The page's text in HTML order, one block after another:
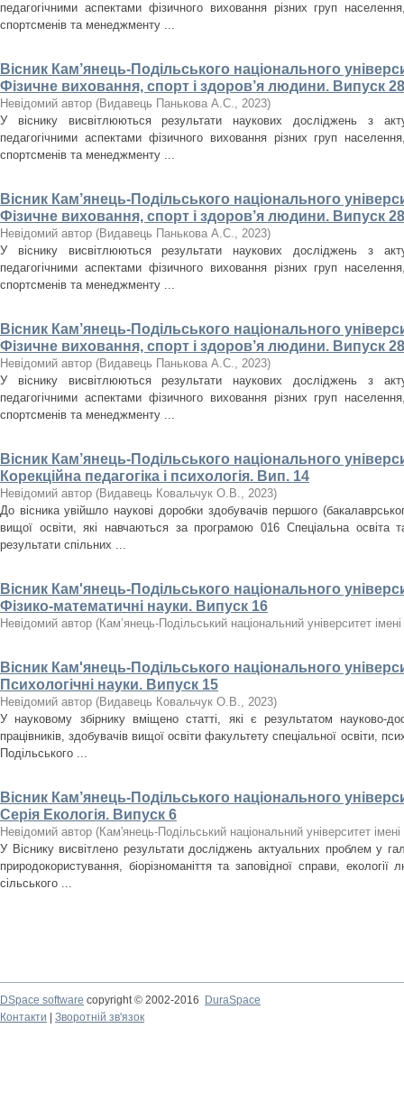
педагогічними аспектами фізичного виховання різних груп населення,
спортсменів та менеджменту ...
Вісник Кам’янець-Подільського національного
Фізичне виховання, спорт і здоров’я людини. Випуск
Невідомий автор (Видавець Панькова А.С., 2023)
У віснику висвітлюються результати наукових досліджень з
педагогічними аспектами фізичного виховання різних груп населення,
спортсменів та менеджменту ...
Вісник Кам’янець-Подільського національного
Фізичне виховання, спорт і здоров’я людини. Випуск
Невідомий автор (Видавець Панькова А.С., 2023)
У віснику висвітлюються результати наукових досліджень з
педагогічними аспектами фізичного виховання різних груп населення,
спортсменів та менеджменту ...
Вісник Кам’янець-Подільського національного
Фізичне виховання, спорт і здоров’я людини. Випуск
Невідомий автор (Видавець Панькова А.С., 2023)
У віснику висвітлюються результати наукових досліджень з
педагогічними аспектами фізичного виховання різних груп населення,
спортсменів та менеджменту ...
Вісник Кам’янець-Подільського національного
Корекційна педагогіка і психологія. Вип. 14
Невідомий автор (Видавець Ковальчук О.В., 2023)
До вісника увійшло наукові доробки здобувачів першого
вищої освіти, які навчаються за програмою 016 Спеціальна освіта
результати спільних ...
Вісник Кам'янець-Подільського національного
Фізико-математичні науки. Випуск 16
Невідомий автор (Кам’янець-Подільський національний університет
Вісник Кам'янець-Подільського національного
Психологічні науки. Випуск 15
Невідомий автор (Видавець Ковальчук О.В., 2023)
У науковому збірнику вміщено статті, які є результатом науково-
працівників, здобувачів вищої освіти факультету спеціальної освіти,
Подільського ...
Вісник Кам’янець-Подільського національного
Серія Екологія. Випуск 6
Невідомий автор (Кам'янець-Подільський національний університет імені
У Віснику висвітлено результати досліджень актуальних проблем у
природокористування, біорізноманіття та заповідної справи, екології
сільського ...
DSpace software copyright © 2002-2016
DuraSpace
Контакти
Зворотній зв'язок